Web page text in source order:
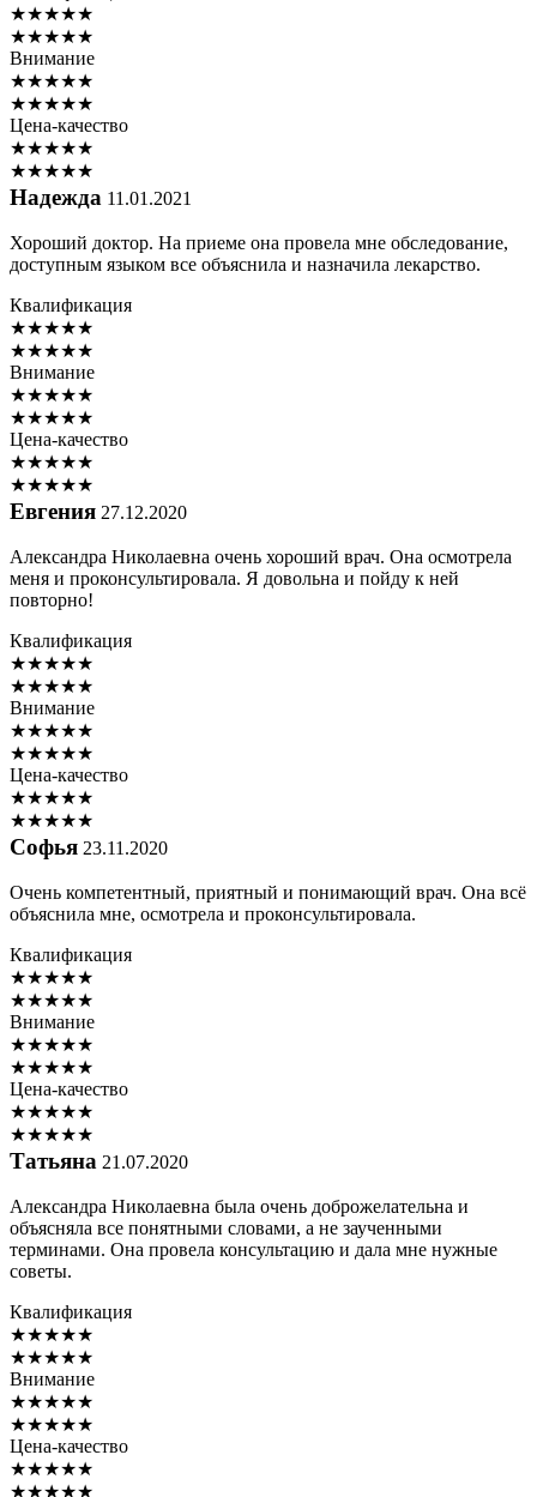
★★★★★
★★★★★
Внимание
★★★★★
★★★★★
Цена-качество
★★★★★
★★★★★
Надежда 11.01.2021
Хороший доктор. На приеме она провела мне обследование,
доступным языком все объяснила и назначила лекарство.
Квалификация
★★★★★
★★★★★
Внимание
★★★★★
★★★★★
Цена-качество
★★★★★
★★★★★
Евгения 27.12.2020
Александра Николаевна очень хороший врач. Она осмотрела
меня и проконсультировала. Я довольна и пойду к ней
повторно!
Квалификация
★★★★★
★★★★★
Внимание
★★★★★
★★★★★
Цена-качество
★★★★★
★★★★★
Софья 23.11.2020
Очень компетентный, приятный и понимающий врач. Она всё
объяснила мне, осмотрела и проконсультировала.
Квалификация
★★★★★
★★★★★
Внимание
★★★★★
★★★★★
Цена-качество
★★★★★
★★★★★
Татьяна 21.07.2020
Александра Николаевна была очень доброжелательна и
объясняла все понятными словами, а не заученными
терминами. Она провела консультацию и дала мне нужные
советы.
Квалификация
★★★★★
★★★★★
Внимание
★★★★★
★★★★★
Цена-качество
★★★★★
★★★★★